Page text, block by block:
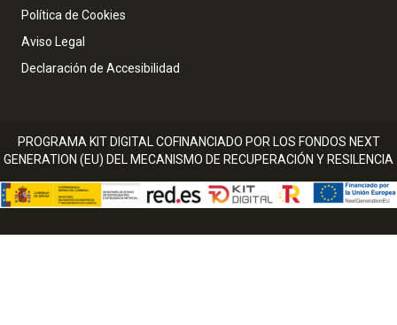
Política de Cookies
Aviso Legal
Declaración de Accesibilidad
PROGRAMA KIT DIGITAL COFINANCIADO POR LOS FONDOS NEXT
GENERATION (EU) DEL MECANISMO DE RECUPERACIÓN Y RESILENCIA